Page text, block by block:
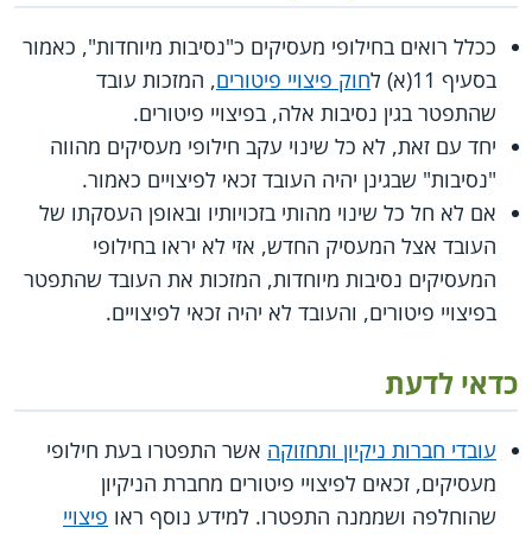
ככלל רואים בחילופי מעסיקים כ"נסיבות מיוחדות", כאמור
בסעיף 11(א) ל
חוק פיצויי פיטורים, המזכות עובד
שהתפטר בגין נסיבות אלה, בפיצויי פיטורים.
יחד עם זאת, לא כל שינוי עקב חילופי מעסיקים מהווה
"נסיבות" שבגינן יהיה העובד זכאי לפיצויים כאמור.
אם לא חל כל שינוי מהותי בזכויותיו ובאופן העסקתו של
העובד אצל המעסיק החדש, אזי לא יראו בחילופי
המעסיקים נסיבות מיוחדות, המזכות את העובד שהתפטר
בפיצויי פיטורים, והעובד לא יהיה זכאי לפיצויים.
כדאי לדעת
עובדי חברות ניקיון ותחזוקה אשר התפטרו בעת חילופי
מעסיקים, זכאים לפיצויי פיטורים מחברת הניקיון
שהוחלפה ושממנה התפטרו. למידע נוסף ראו פיצויי